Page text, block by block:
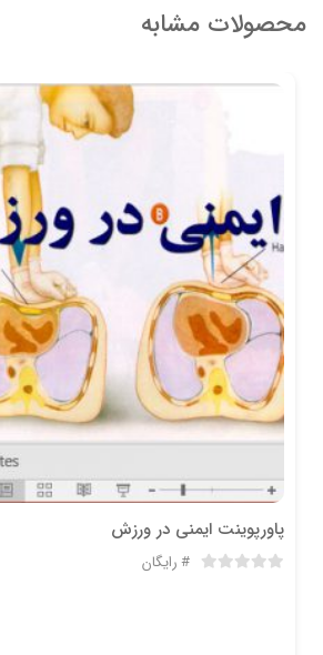
محصولات مشابه
پاورپوینت ایمنی در ورزش
رایگان